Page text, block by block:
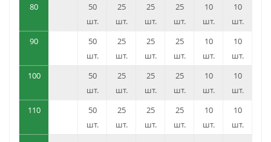
80
50
шт.
25
шт.
25
шт.
25
шт.
10
шт.
10
шт.
90
50
шт.
25
шт.
25
шт.
25
шт.
10
шт.
10
шт.
100
50
шт.
25
шт.
25
шт.
25
шт.
10
шт.
10
шт.
110
50
шт.
25
шт.
25
шт.
25
шт.
10
шт.
10
шт.